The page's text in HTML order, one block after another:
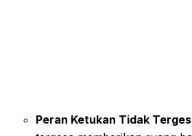
Peran Ketukan Tidak